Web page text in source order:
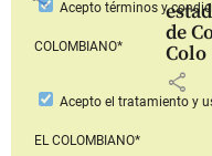
de
Colo
share
Aceptotérminos y
COLOMBIANO*
Acepto el tratamiento y
EL COLOMBIANO*